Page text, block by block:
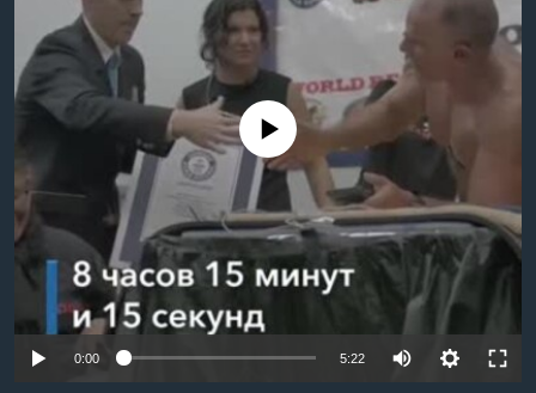
Learning English
СОЦИАЛЬНЫЕ СЕТИ
No media source currently available
0:00 5:22